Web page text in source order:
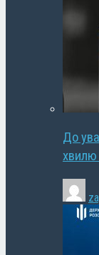
До
хвилю